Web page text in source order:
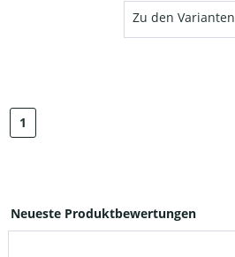
Zu den Varianten
1
Neueste Produktbewertungen